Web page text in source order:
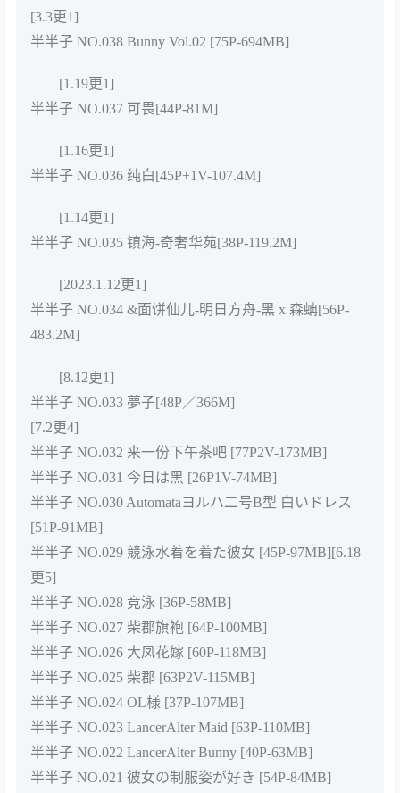
[3.3更1]
半半子 NO.038 Bunny Vol.02 [75P-694MB]
[1.19更1]
半半子 NO.037 可畏[44P-81M]
[1.16更1]
半半子 NO.036 纯白[45P+1V-107.4M]
[1.14更1]
半半子 NO.035 镇海-奇奢华苑[38P-119.2M]
[2023.1.12更1]
半半子 NO.034 &面饼仙儿-明日方舟-黑 x 森蚺[56P-
483.2M]
[8.12更1]
半半子 NO.033 夢子[48P／366M]
[7.2更4]
半半子 NO.032 来一份下午茶吧 [77P2V-173MB]
半半子 NO.031 今日は黑 [26P1V-74MB]
半半子 NO.030 Automataヨルハ二号B型 白いドレス
[51P-91MB]
半半子 NO.029 競泳水着を着た彼女 [45P-97MB][6.18
更5]
半半子 NO.028 竞泳 [36P-58MB]
半半子 NO.027 柴郡旗袍 [64P-100MB]
半半子 NO.026 大凤花嫁 [60P-118MB]
半半子 NO.025 柴郡 [63P2V-115MB]
半半子 NO.024 OL様 [37P-107MB]
半半子 NO.023 LancerAlter Maid [63P-110MB]
半半子 NO.022 LancerAlter Bunny [40P-63MB]
半半子 NO.021 彼女の制服姿が好き [54P-84MB]